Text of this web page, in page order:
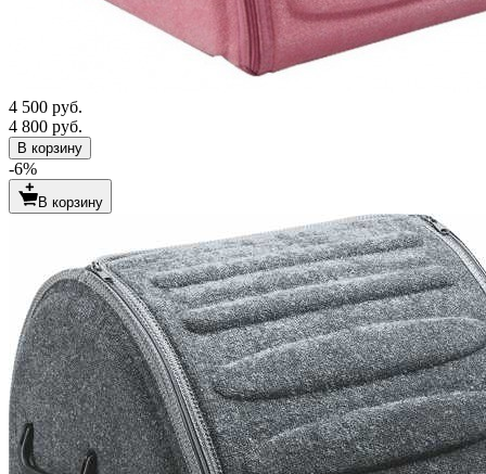
4 500 руб.
4 800 руб.
В корзину
-6%
В корзину